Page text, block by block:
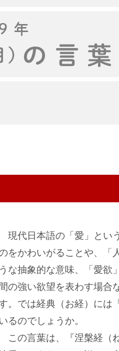
現代日本語の「愛」とい
をかわいがることや、「
うな抽象的な意味、「愛欲
間の強い欲望を表わす場合
。では経典（お経）には
るのでしょうか。
この言葉は、『涅槃経（